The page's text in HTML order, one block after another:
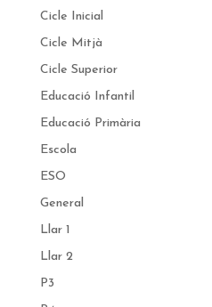
Cicle Inicial
Cicle Mitjà
Cicle Superior
Educació Infantil
Educació Primària
Escola
ESO
General
Llar 1
Llar 2
P3